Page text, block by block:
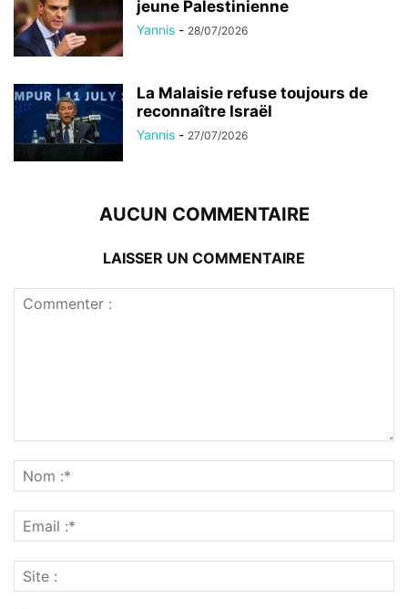
jeune Palestinienne
Yannis - 28/07/2026
La Malaisie refuse toujours de
reconnaître Israël
Yannis - 27/07/2026
AUCUN COMMENTAIRE
LAISSER UN COMMENTAIRE